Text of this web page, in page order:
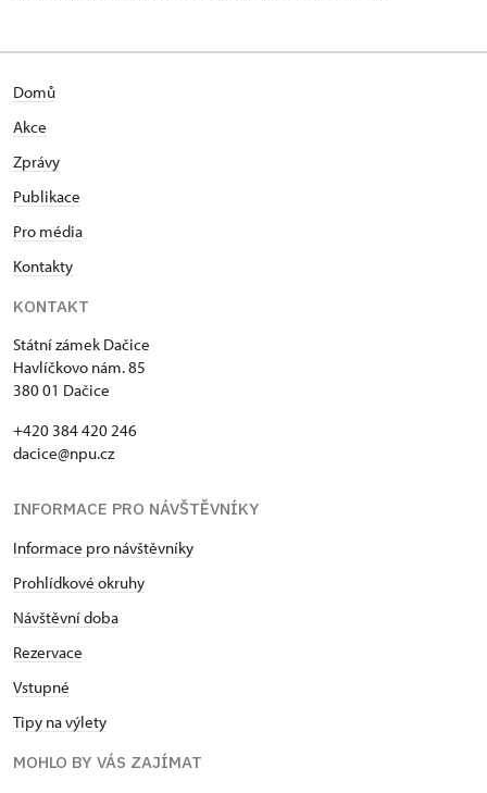
Domů
Akce
Zprávy
Publikace
Pro média
Kontakty
KONTAKT
Státní zámek Dačice
Havlíčkovo nám. 85
380 01 Dačice
+420 384 420 246
dacice@npu.cz
INFORMACE PRO NÁVŠTĚVNÍKY
Informace pro návštěvníky
Prohlídkové okruhy
Návštěvní doba
Rezervace
Vstupné
Tipy na výlety
MOHLO BY VÁS ZAJÍMAT